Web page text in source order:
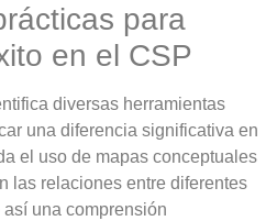
para
en el CSP
diversas herramientas
una diferencia significativa en
el uso de mapas conceptuales
las relaciones entre diferentes
una comprensión